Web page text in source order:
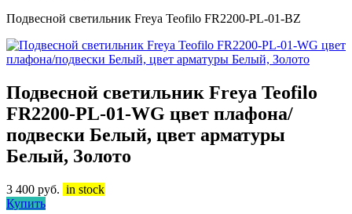
Подвесной светильник Freya Teofilo FR2200-PL-01-BZ
Подвесной светильник Freya Teofilo
FR2200-PL-01-WG цвет плафона/
подвески Белый, цвет арматуры
Белый, Золото
3 400 руб. in stock
Купить